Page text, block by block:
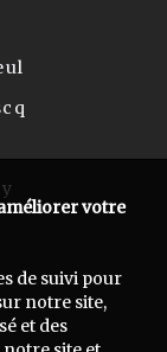
votre
de suivi pour
notre site,
et des